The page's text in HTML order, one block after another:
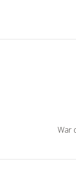
War